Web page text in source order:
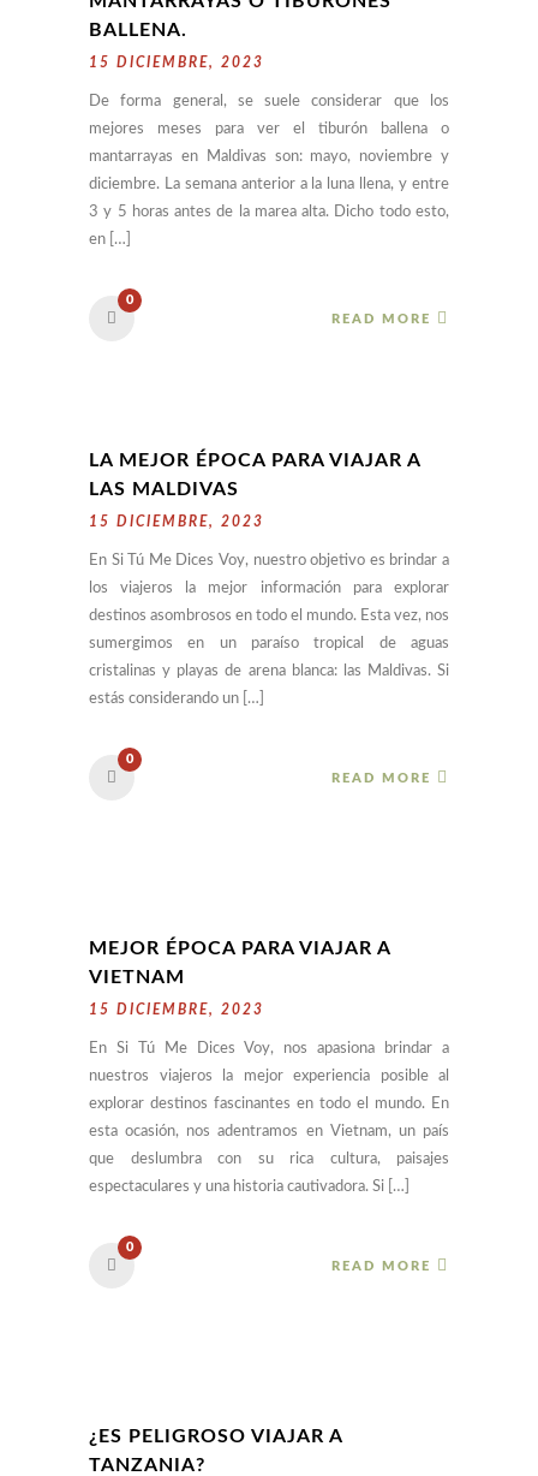
BALLENA.
15 DICIEMBRE, 2023
De forma general, se suele considerar que los
mejores meses para ver el tiburón ballena o
mantarrayas en Maldivas son: mayo, noviembre y
diciembre. La semana anterior a la luna llena, y entre
3 y 5 horas antes de la marea alta. Dicho todo esto,
en […]
0
READ MORE
LA MEJOR ÉPOCA PARA VIAJAR A
LAS MALDIVAS
15 DICIEMBRE, 2023
En Si Tú Me Dices Voy, nuestro objetivo es brindar a
los viajeros la mejor información para explorar
destinos asombrosos en todo el mundo. Esta vez, nos
sumergimos en un paraíso tropical de aguas
cristalinas y playas de arena blanca: las Maldivas. Si
estás considerando un […]
0
READ MORE
MEJOR ÉPOCA PARA VIAJAR A
VIETNAM
15 DICIEMBRE, 2023
En Si Tú Me Dices Voy, nos apasiona brindar a
nuestros viajeros la mejor experiencia posible al
explorar destinos fascinantes en todo el mundo. En
esta ocasión, nos adentramos en Vietnam, un país
que deslumbra con su rica cultura, paisajes
espectaculares y una historia cautivadora. Si […]
0
READ MORE
¿ES PELIGROSO VIAJAR A
TANZANIA?